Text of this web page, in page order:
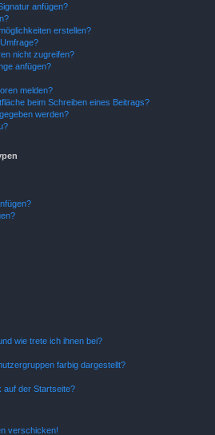
anfügen?
erstellen?
nicht zugreifen?
anfügen?
melden?
beim Schreiben eines Beitrags?
werden?
wie trete ich ihnen bei?
farbig dargestellt?
auf der Startseite?
verschicken!